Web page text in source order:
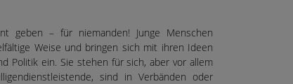
geben – für niemanden! Junge Menschen
Weise und bringen sich mit ihren Ideen
Politik ein. Sie stehen für sich, aber vor allem
sind in Verbänden oder